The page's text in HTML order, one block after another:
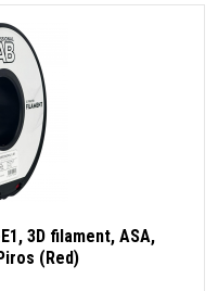
3D filament, ASA,
(Red)